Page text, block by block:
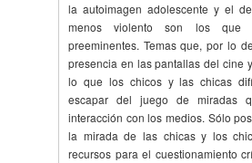
la autoimagen adolescente y el
menos violento son los que
preeminentes. Temas que, por lo
presencia en las pantallas del cine
lo que los chicos y las chicas
escapar del juego de miradas
interacción con los medios. Sólo
la mirada de las chicas y los
recursos para el cuestionamiento